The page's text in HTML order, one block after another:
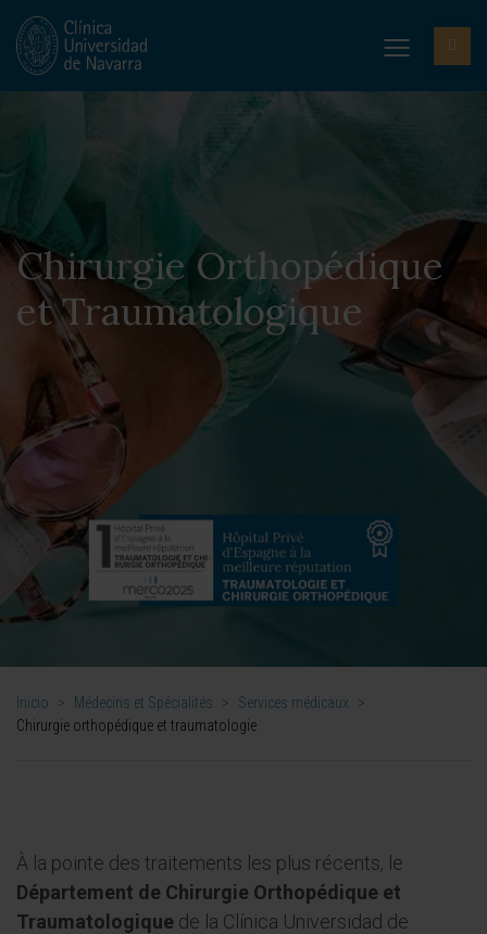
Chirurgie Orthopédique
et Traumatologique
Inicio > Médecins et Spécialités > Services médicaux
>
Chirurgie orthopédique et traumatologie
À la pointe des traitements les plus récents, le
Département de Chirurgie Orthopédique et
Traumatologique de la Clínica Universidad de